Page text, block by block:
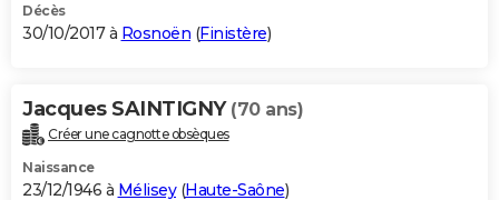
Décès
30/10/2017 à Rosnoën (Finistère)
Jacques SAINTIGNY (70 ans)
Créer une cagnotte obsèques
Naissance
23/12/1946 à Mélisey(Haute-Saône)